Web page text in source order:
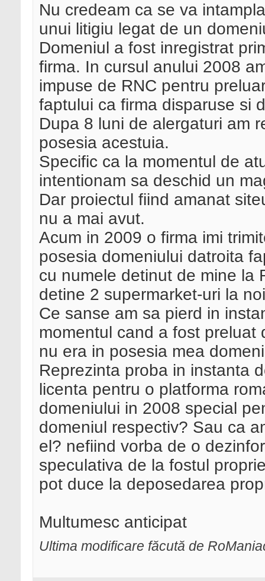
Nu credeam ca se va
unui litigiu legat de un
Domeniul a fost inregistrat
firma. In cursul anului 2008
impuse de RNC pentru
faptului ca firma disparuse si
Dupa 8 luni de alergaturi am
posesia acestuia.
Specific ca la momentul de
intentionam sa deschid un
Dar proiectul fiind amanat
nu a mai avut.
Acum in 2009 o firma imi
posesia domeniului datroita
cu numele detinut de mine la
detine 2 supermarket-uri la
Ce sanse am sa pierd in
momentul cand a fost
nu era in posesia mea
Reprezinta proba in instanta
licenta pentru o platforma
domeniului in 2008 special
domeniul respectiv? Sau ca
el? nefiind vorba de o
speculativa de la fostul
pot duce la deposedarea
Multumesc anticipat
Ultima modificare făcută de